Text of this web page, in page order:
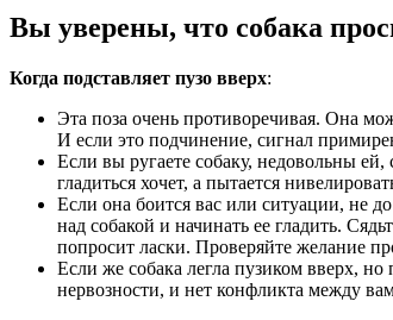
Вы уверены, что собака
Когда подставляет пузо вверх:
Эта поза очень противоречивая. Она
И если это подчинение, сигнал
Если вы ругаете собаку, недовольны
гладиться хочет, а пытается
Если она боится вас или ситуации, не
над собакой и начинать ее гладить.
попросит ласки. Проверяйте желание
Если же собака легла пузиком вверх,
нервозности, и нет конфликта между